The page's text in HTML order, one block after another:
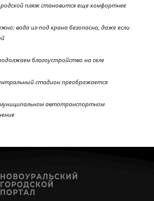
пляж становится еще комфортнее
вода из-под крана безопасна, даже если
благоустройство на селе
стадион преображается
автотранспортном